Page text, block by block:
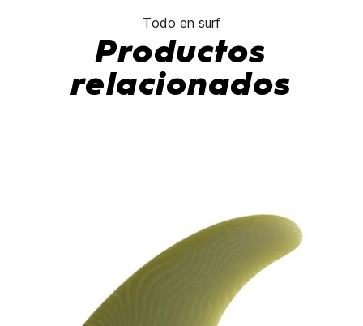
Todo en surf
Productos
relacionados